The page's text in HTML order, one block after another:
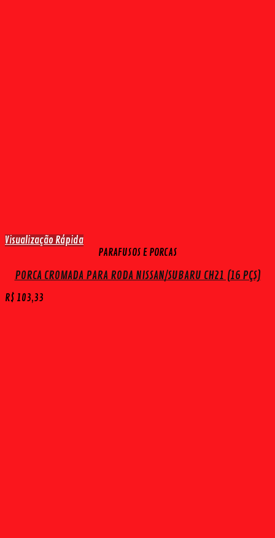
Visualização Rápida
PARAFUSOS E PORCAS
PORCA CROMADA PARA RODA NISSAN/SUBARU CH21 (16 PÇS)
R$ 103,33